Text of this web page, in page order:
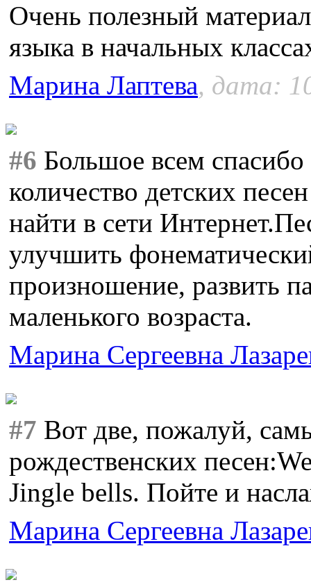
Очень полезный
языка в начальных
Марина Лаптева, дата:
#6 Большое всем
количество детских
найти в сети
улучшить
произношение, развить
маленького возраста.
Марина Сергеевна
#7 Вот две, пожалуй,
рождественских
Jingle bells. Пойте и
Марина Сергеевна